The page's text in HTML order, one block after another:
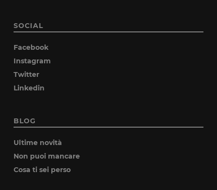
SOCIAL
Facebook
Instagram
Twitter
Linkedin
BLOG
Ultime novità
Non puoi mancare
Cosa ti sei perso